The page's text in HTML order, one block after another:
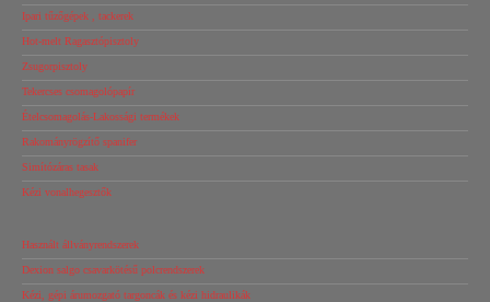
Ipari tűzőgépek , tackerek
Hot-melt Ragasztópisztoly
Zsugorpisztoly
Tekercses csomagolópapír
Ételcsomagolás-Lakossági termékek
Rakományrögzítő spanifer
Simítózáras tasak
Kézi vonalhegesztők
Használt állványrendszerek
Dexion salgo csavarkötésű polcrendszerek
Kézi, gépi árumozgató targoncák és kézi hidraulikák